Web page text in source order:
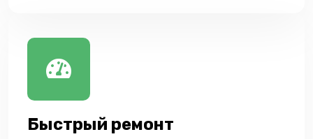
Быстрый ремонт